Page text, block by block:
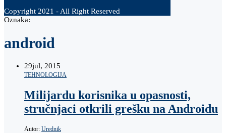
Copyright 2021 - All Right Reserved
Oznaka:
android
29jul, 2015
TEHNOLOGIJA
Milijardu korisnika u opasnosti,
stručnjaci otkrili grešku na Androidu
Autor: Urednik